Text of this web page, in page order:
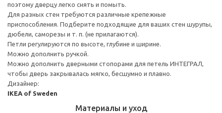
поэтому дверцу легко снять и помыть.
Для разных стен требуются различные крепежные
приспособления. Подберите подходящие для ваших стен шурупы,
дюбели, саморезы и т. п. (не прилагаются).
Петли регулируются по высоте, глубине и ширине.
Можно дополнить ручкой.
Можно дополнить дверными стопорами для петель ИНТЕГРАЛ,
чтобы дверь закрывалась мягко, бесшумно и плавно.
Дизайнер:
IKEA of Sweden
Материалы и уход